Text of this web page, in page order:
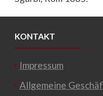
KONTAKT
Impressum
Allgemeine